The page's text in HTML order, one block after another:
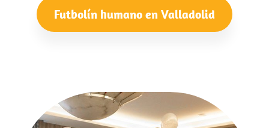
Futbolín humano en Valladolid